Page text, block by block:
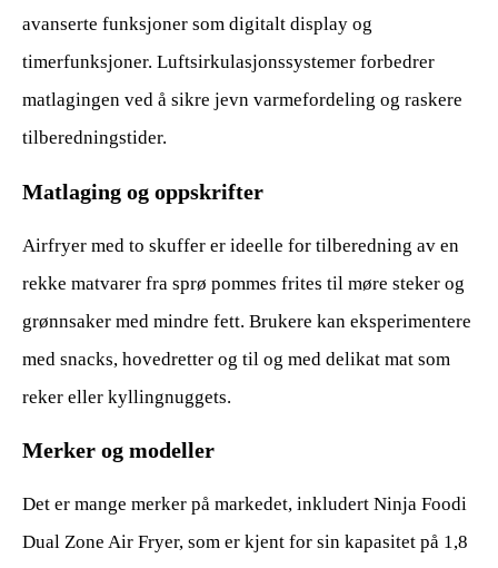
avanserte funksjoner som digitalt display og
timerfunksjoner. Luftsirkulasjonssystemer forbedrer
matlagingen ved å sikre jevn varmefordeling og raskere
tilberedningstider.
Matlaging og oppskrifter
Airfryer med to skuffer er ideelle for tilberedning av en
rekke matvarer fra sprø pommes frites til møre steker og
grønnsaker med mindre fett. Brukere kan eksperimentere
med snacks, hovedretter og til og med delikat mat som
reker eller kyllingnuggets.
Merker og modeller
Det er mange merker på markedet, inkludert Ninja Foodi
Dual Zone Air Fryer, som er kjent for sin kapasitet på 1,8